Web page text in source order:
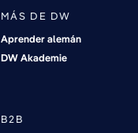
MÁS DE DW
Aprender alemán
DW Akademie
B2B